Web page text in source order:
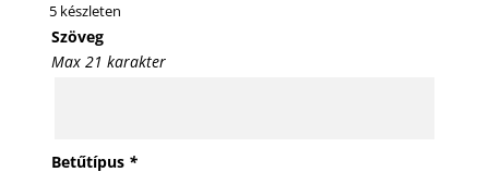
5 készleten
Szöveg
Max 21 karakter
Betűtípus *